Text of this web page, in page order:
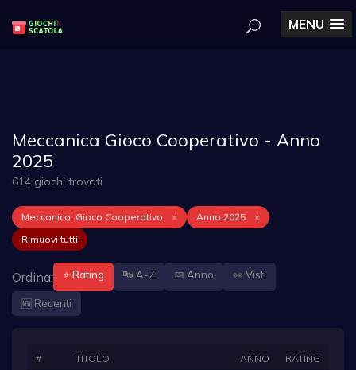
MENU
Meccanica Gioco Cooperativo - Anno
2025
614 giochi trovati
Meccanica: Gioco Cooperativo × Anno 2025
×
Rimuovi tutti
Ordina: ⭐ Rating 🔤 A-Z 📅 Anno 👀 Visti
🆕 Recenti
# TITOLO ANNO RATING